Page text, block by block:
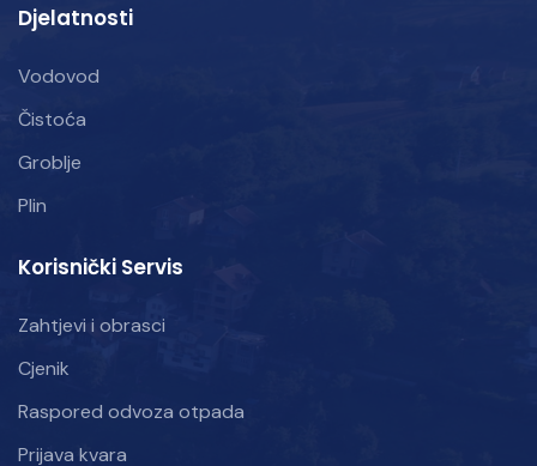
Djelatnosti
Vodovod
Čistoća
Groblje
Plin
Korisnički Servis
Zahtjevi i obrasci
Cjenik
Raspored odvoza otpada
Prijava kvara